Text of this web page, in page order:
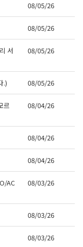
08/05/26
08/05/26
서
08/05/26
.) 08/05/26
르
08/04/26
08/04/26
08/04/26
AC
08/03/26
08/03/26
08/03/26